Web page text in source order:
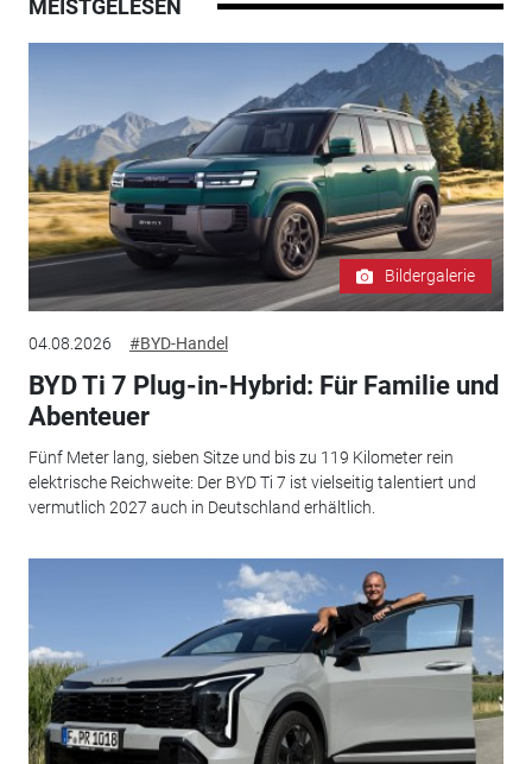
MEISTGELESEN
Bildergalerie
04.08.2026 #BYD-Handel
BYD Ti 7 Plug-in-Hybrid: Für Familie und
Abenteuer
Fünf Meter lang, sieben Sitze und bis zu 119 Kilometer rein
elektrische Reichweite: Der BYD Ti 7 ist vielseitig talentiert und
vermutlich 2027 auch in Deutschland erhältlich.